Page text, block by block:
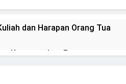
dan Harapan Orang Tua
Ketangguhan Perempuan